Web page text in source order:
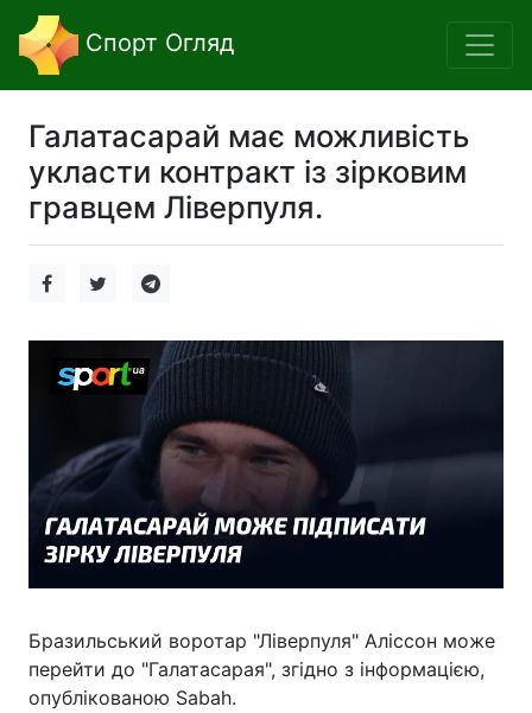
Спорт Огляд
Галатасарай має можливість
укласти контракт із зірковим
гравцем Ліверпуля.
Бразильський воротар "Ліверпуля" Аліссон може
перейти до "Галатасарая", згідно з інформацією,
опублікованою Sabah.